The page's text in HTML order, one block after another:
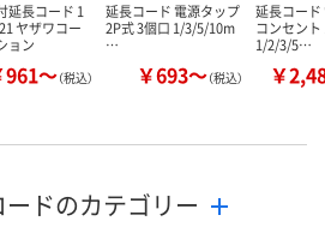
延長コード 1
ヤザワコー
ョン
961～（税込）
延長コード 電源タップ
2P式 3個口 1/3/5/10m
…
￥693～（税込）
延長コー
コンセント
1/2/3/5…
￥
ドのカテゴリー